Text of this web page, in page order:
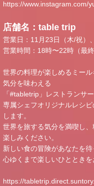
https://www.instagram.com/
店舗名：table trip
営業日：11月23日（木/祝）
営業時間：18時〜22時（最終
世界の料理が楽しめるミー
気分を味わえる
「#tabletrip」レストランサ
専属シェフオリジナルレシ
します。
世界を旅する気分を満喫し
楽しみください。
新しい食の冒険があなたを
心ゆくまで楽しいひとときを
https://